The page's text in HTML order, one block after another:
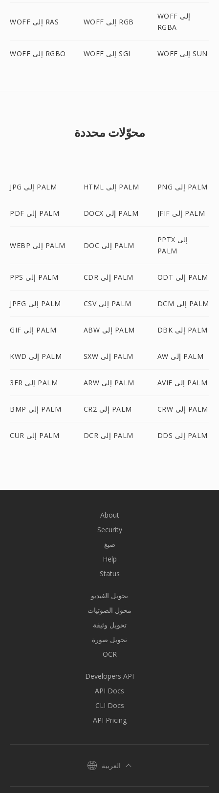
WOFF إلى RAS WOFF إلى RGB
WOFF إلى
RGBA
WOFF إلى RGBO WOFF إلى SGI WOFF إلى SUN
محوّلات محددة
JPG إلى PALM HTML إلى PALM PNG إلى PALM
PDF إلى PALM DOCX إلى PALM JFIF إلى PALM
WEBP إلى PALM DOC إلى PALM
PPTX إلى
PALM
PPS إلى PALM CDR إلى PALM ODT إلى PALM
JPEG إلى PALM CSV إلى PALM DCM إلى PALM
GIF إلى PALM ABW إلى PALM DBK إلى PALM
KWD إلى PALM SXW إلى PALM AW إلى PALM
3FR إلى PALM ARW إلى PALM AVIF إلى PALM
BMP إلى PALM CR2 إلى PALM CRW إلى PALM
CUR إلى PALM DCR إلى PALM DDS إلى PALM
About
Security
صيغ
Help
Status
تحويل الفيديو
محول الصوتيات
تحويل وثيقة
تحويل صورة
OCR
Developers API
API Docs
CLI Docs
API Pricing
العربية